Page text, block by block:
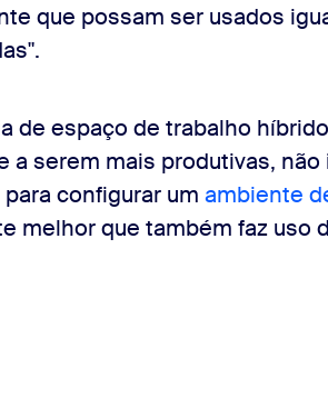
que possam ser usados
de espaço de trabalho
a serem mais produtivas,
configurar um ambiente
melhor que também faz uso